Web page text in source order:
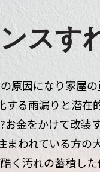
スす
原因になり家屋
する雨漏りと潜在
金をかけて改装
われている方の
く汚れの蓄積した